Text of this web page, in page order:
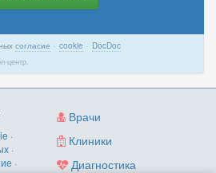
согласие · cookie · DocDoc
центр.
Врачи
Клиники
Диагностика
·
·
·